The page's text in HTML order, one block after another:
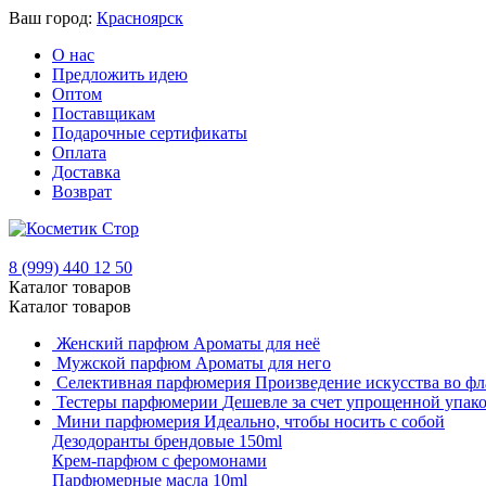
Ваш город: Красноярск
О нас
Предложить идею
Оптом
Поставщикам
Подарочные сертификаты
Оплата
Доставка
Возврат
8 (999) 440 12 50
Каталог товаров
Каталог товаров
Женский парфюм Ароматы для неё
Мужской парфюм Ароматы для него
Селективная парфюмерия Произведение искусства во
Тестеры парфюмерии Дешевле за счет упрощенной
Мини парфюмерия Идеально, чтобы носить с собой
Дезодоранты брендовые 150ml
Крем-парфюм с феромонами
Парфюмерные масла 10ml